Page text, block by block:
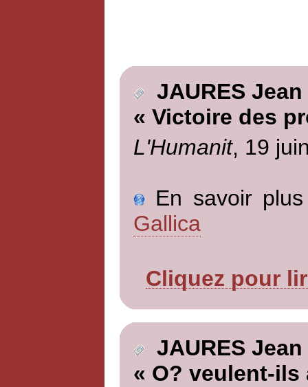
JAURES Jean
« Victoire des
L'Humanit, 19
En savoir
Gallica
Cliquez pour
JAURES Jean
« O? veulent-ils